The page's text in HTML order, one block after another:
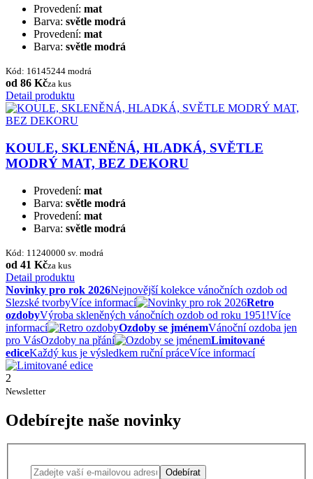
Provedení: mat
Barva: světle modrá
Provedení: mat
Barva: světle modrá
Kód: 16145244 modrá
od 86 Kčza kus
Detail produktu
KOULE, SKLENĚNÁ, HLADKÁ, SVĚTLE
MODRÝ MAT, BEZ DEKORU
Provedení: mat
Barva: světle modrá
Provedení: mat
Barva: světle modrá
Kód: 11240000 sv. modrá
od 41 Kčza kus
Detail produktu
Novinky pro rok 2026Nejnovější kolekce vánočních ozdob od
Slezské tvorbyVíce informací
Retro
ozdobyVýroba skleněných vánočních ozdob od roku 1951!Více
informací
Ozdoby se jménemVánoční ozdoba jen
pro VásOzdoby na přání
Limitované
ediceKaždý kus je výsledkem ruční práceVíce informací
2
Newsletter
Odebírejte naše novinky
Odebírat